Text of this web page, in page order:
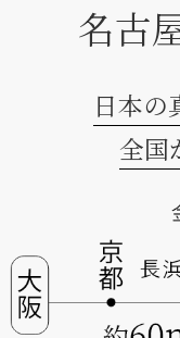
名古
日本の
全国